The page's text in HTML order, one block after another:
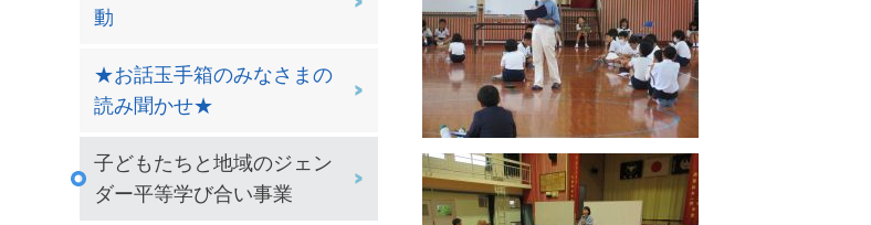
動
★お話玉手箱のみなさまの
読み聞かせ★
子どもたちと地域のジェン
ダー平等学び合い事業